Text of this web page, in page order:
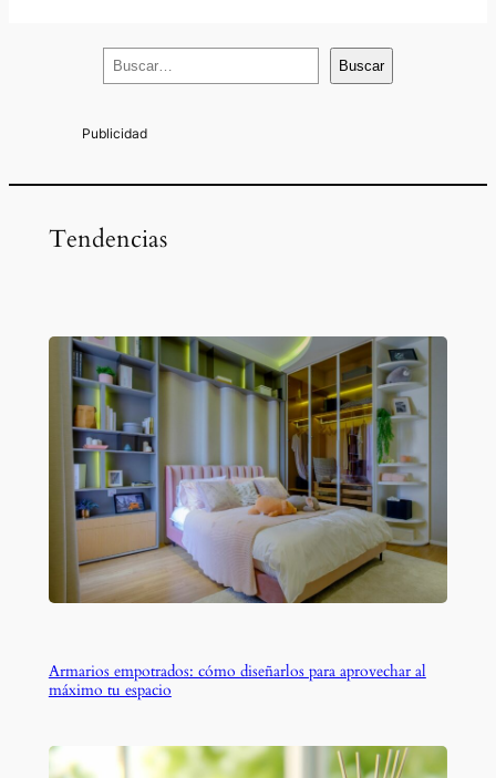
u
Buscar
Tendencias
Armarios empotrados: cómo diseñarlos para aprovechar al
máximo tu espacio